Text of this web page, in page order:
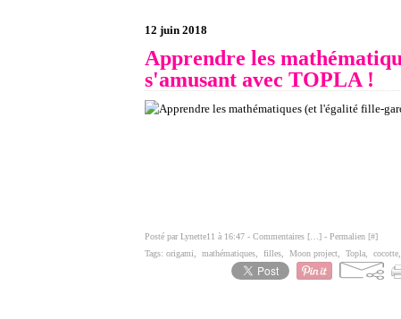
12 juin 2018
Apprendre les
s'amusant avec TOPLA !
Posté par Lynette11 à 16:47 - Commentaires [ ] - Permalien [#]
Tags: origami mathématiques filles Moon project Topla cocotte